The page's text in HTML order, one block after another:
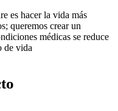
es hacer la vida más
queremos crear un
médicas se reduce
de vida